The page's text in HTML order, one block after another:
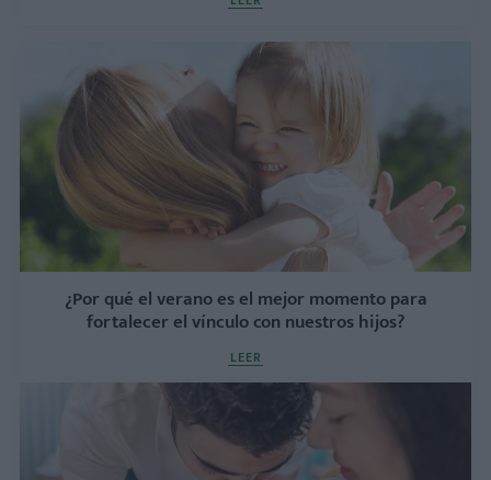
¿Por qué el verano es el mejor momento para
fortalecer el vínculo con nuestros hijos?
LEER